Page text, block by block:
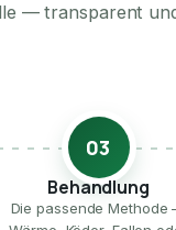
— transparent
03
Behandlung
Die passende Methode